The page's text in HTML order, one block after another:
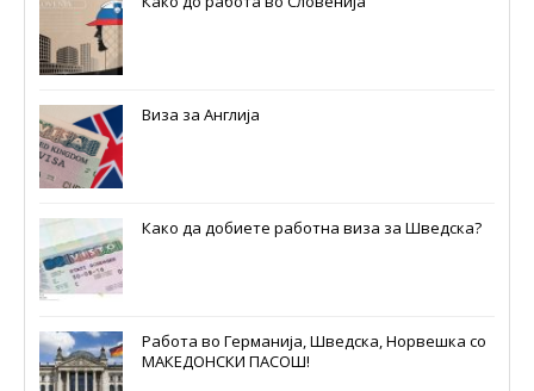
Виза за Англија
Како да добиете работна виза за Шведска?
Работа во Германија, Шведска, Норвешка со
МАКЕДОНСКИ ПАСОШ!